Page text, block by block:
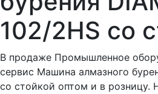
102/2HS со
В продаже Промышленное
сервис Машина алмазного
со стойкой оптом и в розницу.